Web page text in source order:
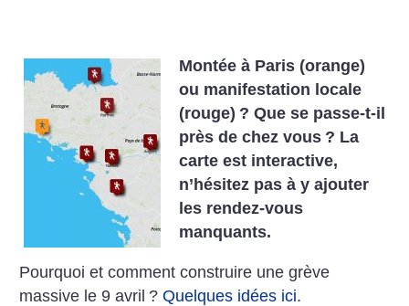
Montée à Paris (orange)
ou manifestation locale
(rouge) ? Que se passe-t-il
près de chez vous ? La
carte est interactive,
n’hésitez pas à y ajouter
les rendez-vous
manquants.
Pourquoi et comment construire une grève
massive le 9 avril ?Quelques idées ici.